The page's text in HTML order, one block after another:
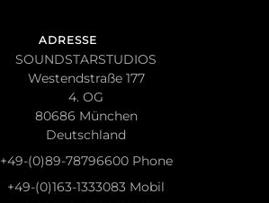
ADRESSE
SOUNDSTARSTUDIOS
Westendstraße 177
4. OG
80686 München
Deutschland
+49-(0)89-78796600 Phone
+49-(0)163-1333083 Mobil